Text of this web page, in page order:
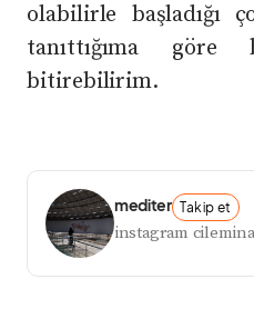
olabilirle başladığı
tanıttığıma göre
bitirebilirim.
mediter Takip et
instagram